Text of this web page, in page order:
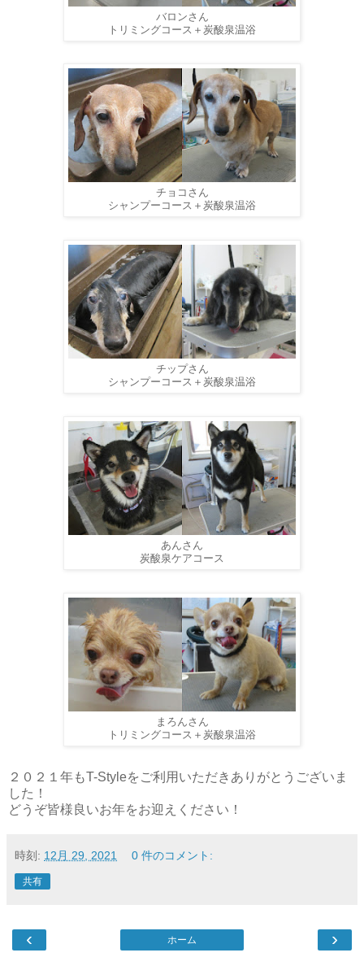
バロンさん
トリミングコース＋炭酸泉温浴
チョコさん
シャンプーコース＋炭酸泉温浴
チップさん
シャンプーコース＋炭酸泉温浴
あんさん
炭酸泉ケアコース
まろんさん
トリミングコース＋炭酸泉温浴
２０２１年もT-Styleをご利用いただきありがとうございま
した！
どうぞ皆様良いお年をお迎えください！
時刻: 12月 29, 2021 0 件のコメント:
共有
‹ ›
ホーム